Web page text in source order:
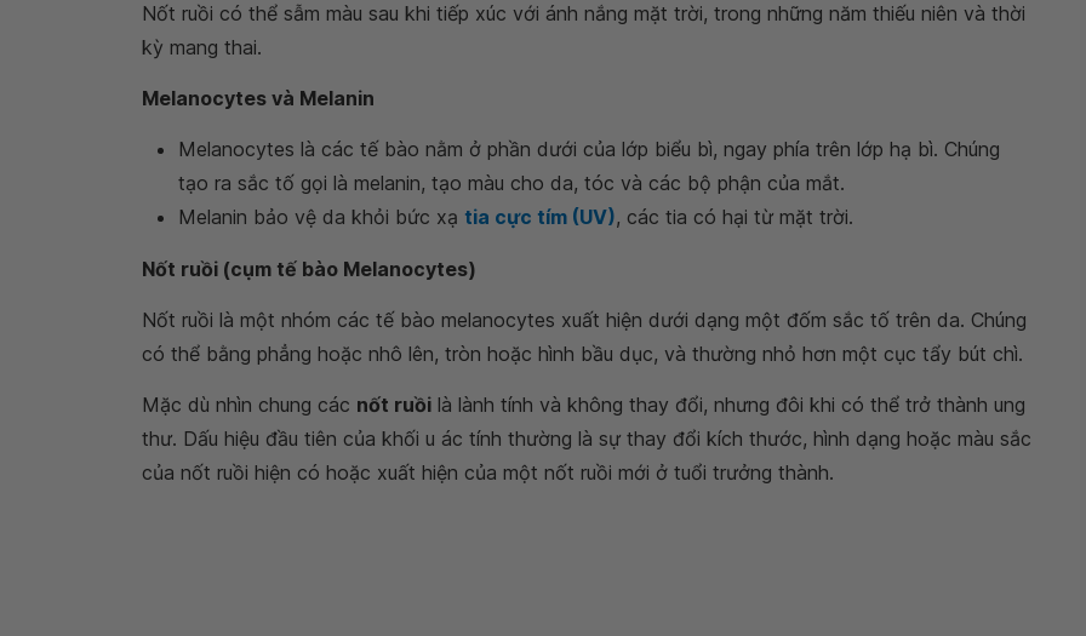
Nốt ruồi có thể sẫm màu sau khi tiếp xúc với ánh nắng mặt trời, trong những năm thiếu niên và thời
kỳ mang thai.
Melanocytes và Melanin
Melanocytes là các tế bào nằm ở phần dưới của lớp biểu bì, ngay phía trên lớp hạ bì. Chúng
tạo ra sắc tố gọi là melanin, tạo màu cho da, tóc và các bộ phận của mắt.
Melanin bảo vệ da khỏi bức xạ tia cực tím (UV), các tia có hại từ mặt trời.
Nốt ruồi (cụm tế bào Melanocytes)
Nốt ruồi là một nhóm các tế bào melanocytes xuất hiện dưới dạng một đốm sắc tố trên da. Chúng
có thể bằng phẳng hoặc nhô lên, tròn hoặc hình bầu dục, và thường nhỏ hơn một cục tẩy bút chì.
Mặc dù nhìn chung các nốt ruồi là lành tính và không thay đổi, nhưng đôi khi có thể trở thành ung
thư. Dấu hiệu đầu tiên của khối u ác tính thường là sự thay đổi kích thước, hình dạng hoặc màu sắc
của nốt ruồi hiện có hoặc xuất hiện của một nốt ruồi mới ở tuổi trưởng thành.